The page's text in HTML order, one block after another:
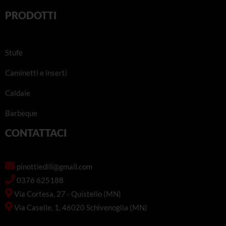
PRODOTTI
Stufe
Caminetti e inserti
Caldaie
Barbeque
CONTATTACI
pinottiedili@gmail.com
0376 625188
Via Cortesa, 27 - Quistello (MN)
Via Caselle, 1, 46020 Schivenoglia (MN)